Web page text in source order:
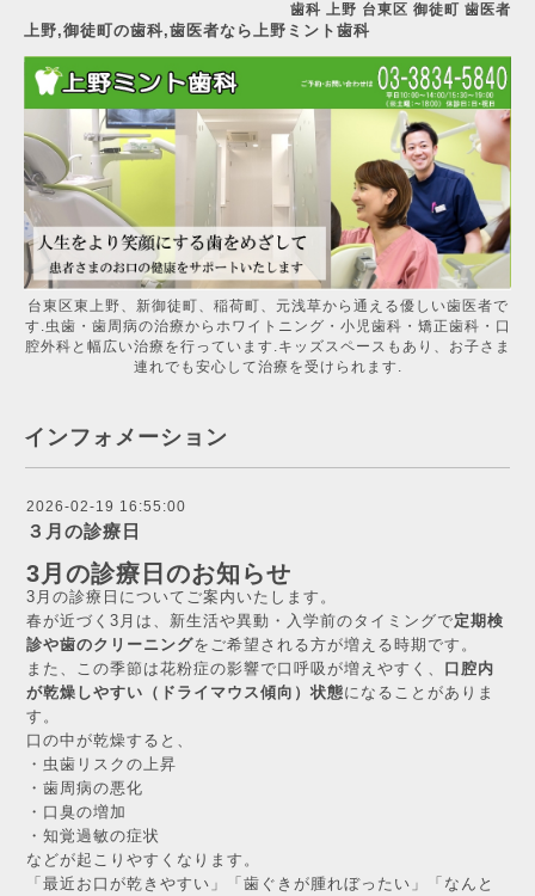
歯科 上野 台東区 御徒町 歯医者
上野,御徒町の歯科,歯医者なら上野ミント歯科
台東区東上野、新御徒町、稲荷町、元浅草から通える優しい歯医者で
す.虫歯・歯周病の治療からホワイトニング・小児歯科・矯正歯科・口
腔外科と幅広い治療を行っています.キッズスペースもあり、お子さま
連れでも安心して治療を受けられます.
インフォメーション
2026-02-19 16:55:00
３月の診療日
3月の診療日のお知らせ
3月の診療日についてご案内いたします。
春が近づく3月は、新生活や異動・入学前のタイミングで定期検
診や歯のクリーニングをご希望される方が増える時期です。
また、この季節は花粉症の影響で口呼吸が増えやすく、 口腔内
が乾燥しやすい（ドライマウス傾向）状態になることがありま
す。
口の中が乾燥すると、
・虫歯リスクの上昇
・歯周病の悪化
・口臭の増加
・知覚過敏の症状
などが起こりやすくなります。
「最近お口が乾きやすい」「歯ぐきが腫れぼったい」「なんと